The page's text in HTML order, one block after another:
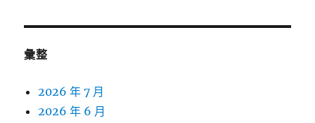
彙整
2026 年 7 月
2026 年 6 月